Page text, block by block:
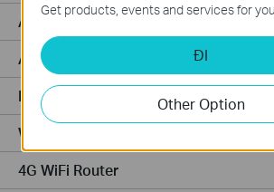
Access
Access Plus
Router Có Dây
WiFi Router
4G WiFi Router
Get products, events and services for
ĐI
Other Option